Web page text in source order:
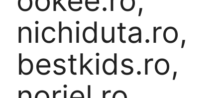
nichiduta.ro,
bestkids.ro,